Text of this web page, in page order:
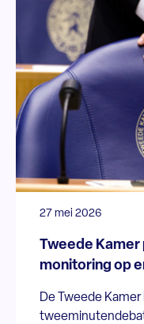
27 mei 2026
Tweede
monitoring op
De Tweede